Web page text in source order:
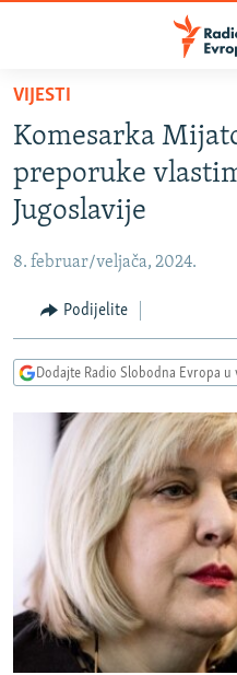
Pređite
glavni
sadržaj
Pređite
na
glavnu
Pređite
na
pretragu
BOSNA I HERCEGOVINA
SRBIJA
CRNA GORA
VIZUELNO
INFOGRAFIKE
RAT U UKRAJINI
KINA NA BALKANU
RSE PRIČE IZ SVIJETA
ISPRIČAJ MI
DNEVNO@RSE
SPECIJALI RSE
VIŠE OD NASLOVA
GENOCID U SREBRENICI
PRATITE NAS
VIJESTI
Komesarka
preporuke
Jugoslavije
8. februar/veljača, 2024.
Podijelite
Dodajte Radio Slobodna Evropa u